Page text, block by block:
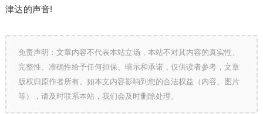
津达的声音!
免责声明：文章内容不代表本站立场，本站不对其内容的真实性、
完整性、准确性给予任何担保、暗示和承诺，仅供读者参考，文章
版权归原作者所有。如本文内容影响到您的合法权益（内容、图片
等），请及时联系本站，我们会及时删除处理。